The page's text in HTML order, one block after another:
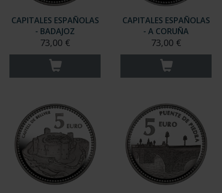
CAPITALES ESPAÑOLAS
- BADAJOZ
73,00 €
CAPITALES ESPAÑOLAS
- A CORUÑA
73,00 €